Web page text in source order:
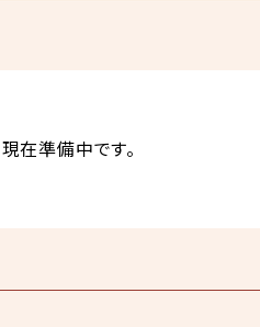
準備中です。